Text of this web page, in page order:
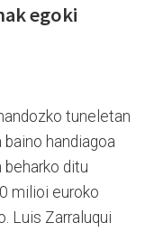
egoki
tuneletan
handiagoa
beharko ditu
milioi euroko
Luis Zarraluqui